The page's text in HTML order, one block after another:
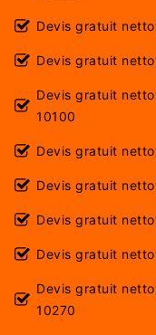
Devis gratuit
Devis gratuit
Devis gratuit
10100
Devis gratuit
Devis gratuit
Devis gratuit
Devis gratuit
Devis gratuit
10270